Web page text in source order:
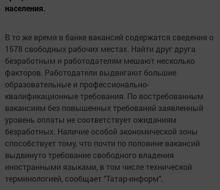
населения.
В то же время в банке вакансий содержатся сведения о
1578 свободных рабочих местах. Найти друг друга
безработным и работодателям мешают несколько
факторов. Работодатели выдвигают большие
образовательные и профессионально-
квалификационные требования. По востребованным
вакансиям без повышенных требований заявленный
уровень оплаты не соответствует ожиданиям
безработных. Наличие особой экономической зоны
способствует тому, что почти по половине вакансий
выдвинуто требование свободного владения
иностранными языками, в том числе технической
терминологией, сообщает "Татар-информ".